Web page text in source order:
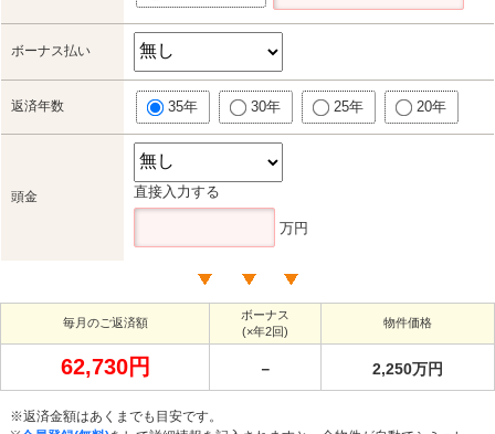
ボーナス払い
返済年数 35年 30年 25年 20年
頭金 直接入力する
万円
毎月のご返済額
ボーナス
(×年2回)
物件価格
62,730円 － 2,250万円
※返済金額はあくまでも目安です。